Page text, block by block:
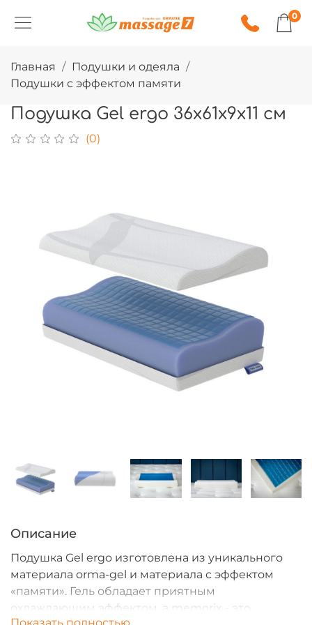
0
Главная
Подушки и одеяла
Подушки с эффектом памяти
Подушка Gel ergo 36х61х9х11 см
(0)
Описание
Подушка Gel ergo изготовлена из уникального
материала orma-gel и материала с эффектом
«памяти». Гель обладает приятным
охлаждающим эффектом, а memorix - это